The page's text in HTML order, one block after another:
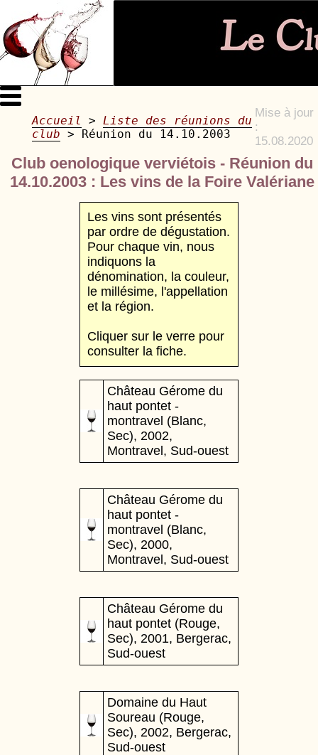
Accueil > Liste des réunions du
club > Réunion du 14.10.2003
Mise à jour
:
15.08.2020
Club oenologique verviétois - Réunion du
14.10.2003 : Les vins de la Foire Valériane
Les vins sont présentés
par ordre de dégustation.
Pour chaque vin, nous
indiquons la
dénomination, la couleur,
le millésime, l'appellation
et la région.
Cliquer sur le verre pour
consulter la fiche.
Château Gérome du
haut pontet -
montravel (Blanc,
Sec), 2002,
Montravel, Sud-ouest
Château Gérome du
haut pontet -
montravel (Blanc,
Sec), 2000,
Montravel, Sud-ouest
Château Gérome du
haut pontet (Rouge,
Sec), 2001, Bergerac,
Sud-ouest
Domaine du Haut
Soureau (Rouge,
Sec), 2002, Bergerac,
Sud-ouest